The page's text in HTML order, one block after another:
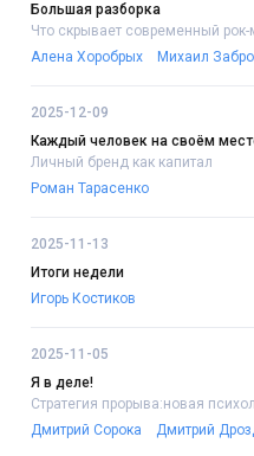
Большая разборка
Что скрывает современный рок-
Алена Хоробрых
Михаил
2025-12-09
Каждый человек на своём
Личный бренд как капитал
Роман Тарасенко
2025-11-13
Итоги недели
Игорь Костиков
2025-11-05
Я в деле!
Стратегия прорыва:новая
Дмитрий Сорока
Дмитрий